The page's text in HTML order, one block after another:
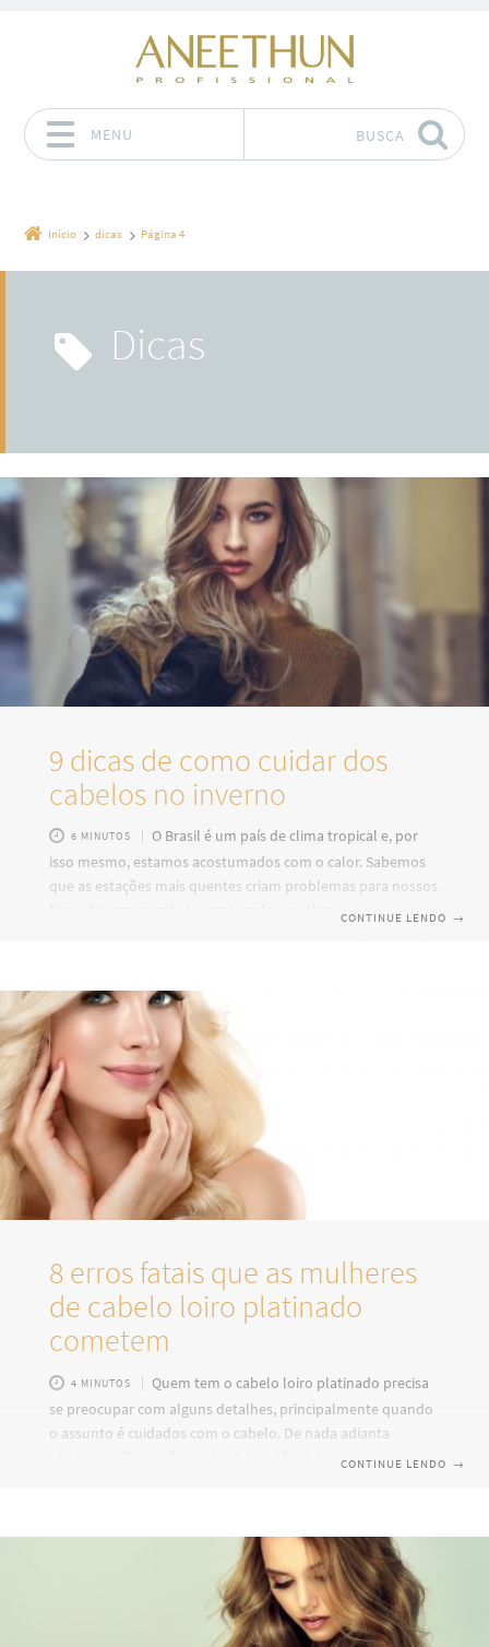
MENU BUSCA
Início dicas Página 4
dicas
9 dicas de como cuidar dos
cabelos no inverno
6 MINUTOS
O Brasil é um país de clima tropical e, por
isso mesmo, estamos acostumados com o calor. Sabemos
que as estações mais quentes criam problemas para nossos
fios e deixam os cabelos ressecados, quebradiços e sujos,
belas madeixas. Temperaturas baixas são bastante nocivas
e grandes campeãs na desidratação da pele como um todo
CONTINUE LENDO →
8 erros fatais que as mulheres
de cabelo loiro platinado
cometem
4 MINUTOS
Quem tem o cabelo loiro platinado precisa
se preocupar com alguns detalhes, principalmente quando
o assunto é cuidados com o cabelo. De nada adianta
platinar os fios e não cuidar deles. Afinal de contas, quando
cabelos platinados. Veja agora quais são eles para que você
nunca faça isso ou, se já faz, deixe esses hábitos de lado.
CONTINUE LENDO →